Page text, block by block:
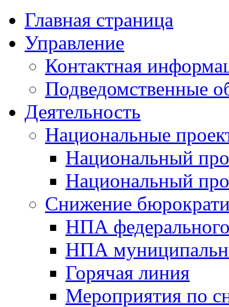
Главная страница
Управление
Контактная
Подведомственные
Деятельность
Национальные
Национальный
Национальный
Снижение
НПА
НПА
Горячая линия
Мероприятия по